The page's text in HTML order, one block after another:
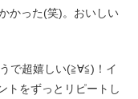
かった(笑)。おいしい
で超嬉しい(≧∀≦)！イ
トをずっとリピートし